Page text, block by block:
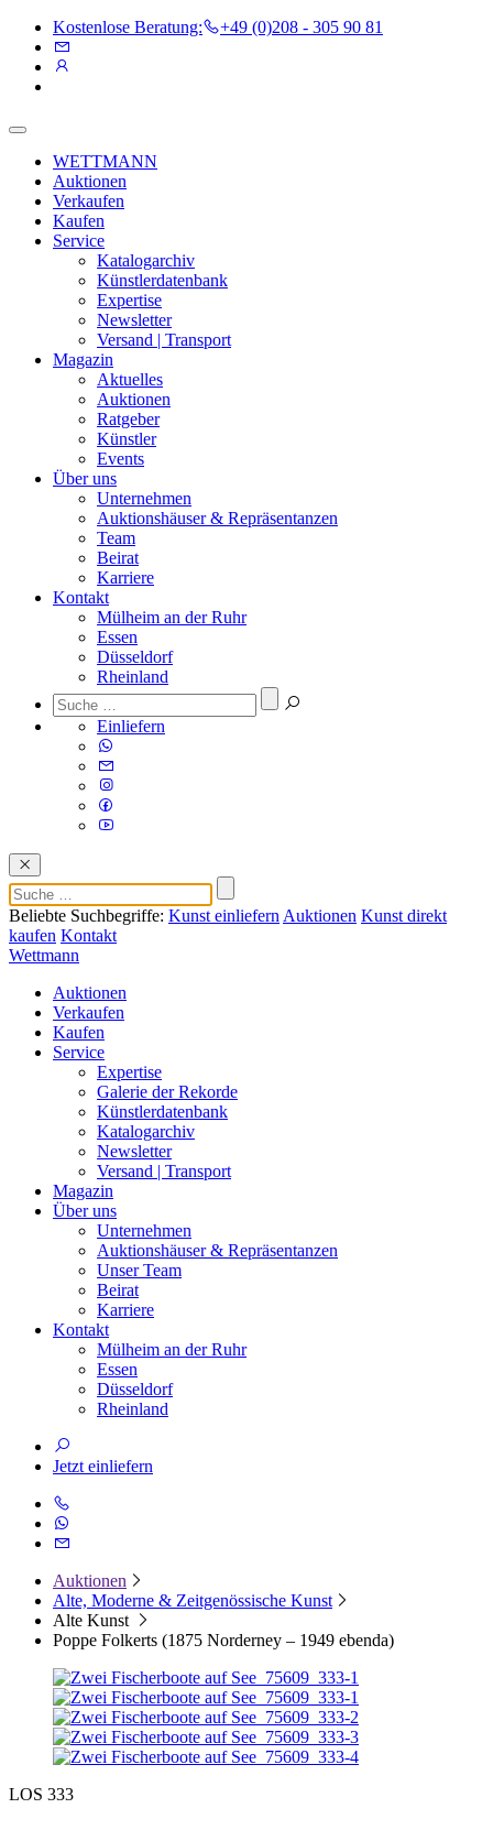
Kostenlose Beratung: +49 (0)208 - 305 90 81
WETTMANN
Auktionen
Verkaufen
Kaufen
Service
Katalogarchiv
Künstlerdatenbank
Expertise
Newsletter
Versand | Transport
Magazin
Aktuelles
Auktionen
Ratgeber
Künstler
Events
Über uns
Unternehmen
Auktionshäuser & Repräsentanzen
Team
Beirat
Karriere
Kontakt
Mülheim an der Ruhr
Essen
Düsseldorf
Rheinland
Einliefern
Beliebte Suchbegriffe: Kunst einliefern Auktionen Kunst direkt
kaufen Kontakt
Wettmann
Auktionen
Verkaufen
Kaufen
Service
Expertise
Galerie der Rekorde
Künstlerdatenbank
Katalogarchiv
Newsletter
Versand | Transport
Magazin
Über uns
Unternehmen
Auktionshäuser & Repräsentanzen
Unser Team
Beirat
Karriere
Kontakt
Mülheim an der Ruhr
Essen
Düsseldorf
Rheinland
Jetzt einliefern
Auktionen
Alte, Moderne & Zeitgenössische Kunst
Alte Kunst
Poppe Folkerts (1875 Norderney – 1949 ebenda)
LOS 333